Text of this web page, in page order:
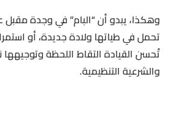
وهكذا، يبدو أن “البام” في وجدة
تحمل في طياتها ولادة جديدة، أو
تُحسن القيادة التقاط اللحظة وتوجيهها
والشرعية التنظيمية.